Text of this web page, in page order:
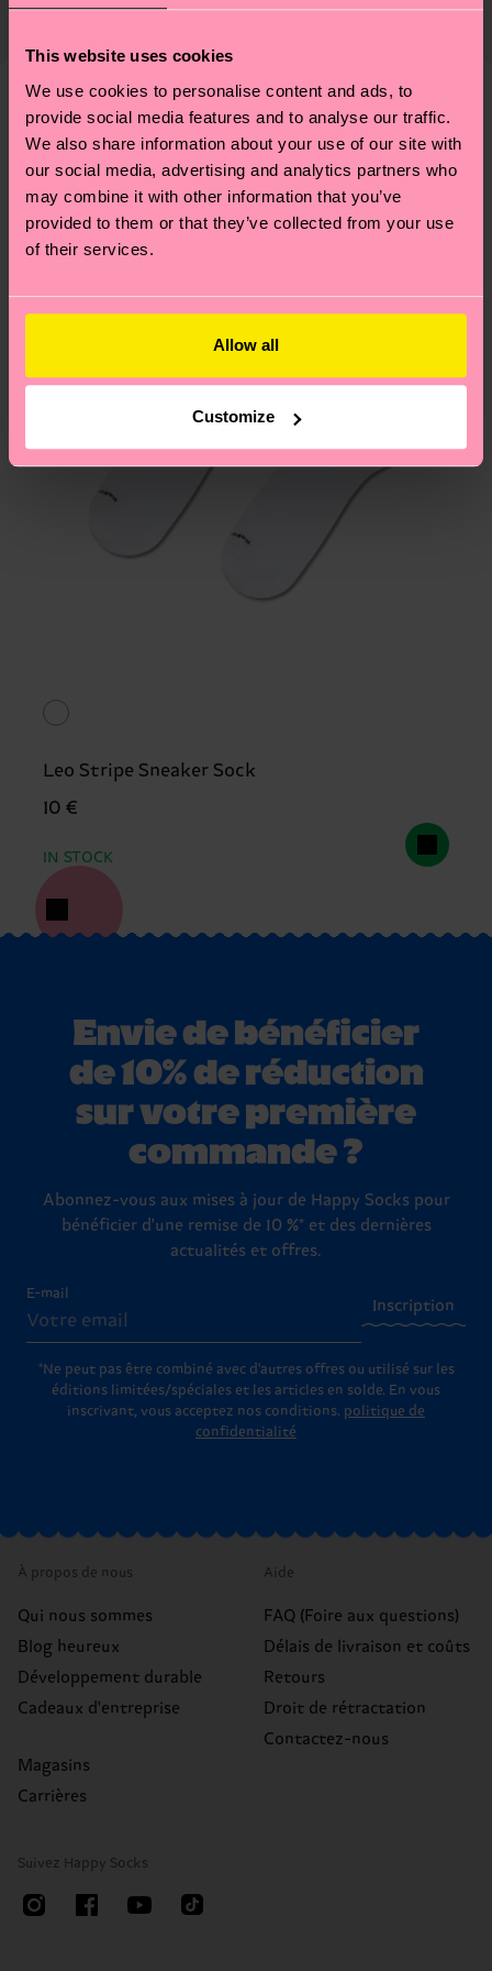
This website uses cookies
We use cookies to personalise content and ads, to
provide social media features and to analyse our traffic.
We also share information about your use of our site with
our social media, advertising and analytics partners who
may combine it with other information that you’ve
provided to them or that they’ve collected from your use
of their services.
Allow all
Customize
correctement ses chaussettes, et BIEN PLUS
ENCORE ! Pour plus d'informations, ainsi que des
conseils et astuces, rendez-vous sur notre page
Développement durable.
ouvrables. Veuillez garder à l'esprit qu'il s'agit
d'une estimation et que le délai de livraison exact
dépend de vos services postaux locaux.
Vous avez des questions sur les retours ? Visitez
notre pageRetourpour trouver les réponses aux
questions les plus fréquemment posées.
Nous pensons que vous aimerezModèles similaires
Nouveau
Leo Stripe Sneaker Sock
10 €
IN STOCK
Envie de bénéficier
de 10% de réduction
sur votre première
commande ?
Abonnez-vous aux mises à jour de Happy Socks pour
bénéficier d'une remise de 10 %* et des dernières
actualités et offres.
E-mail
Inscription
*Ne peut pas être combiné avec d'autres offres ou utilisé sur les
éditions limitées/spéciales et les articles en solde. En vous
inscrivant, vous acceptez nos conditions. politique de
confidentialité
À propos de nous
Qui nous sommes
Blog heureux
Développement durable
Cadeaux d'entreprise
Magasins
Carrières
Aide
FAQ (Foire aux questions)
Délais de livraison et coûts
Retours
Droit de rétractation
Contactez-nous
Suivez Happy Socks